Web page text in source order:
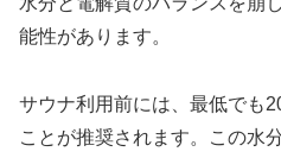
能性があります。
サウナ利用前には、最低でも
ことが推奨されます。この水